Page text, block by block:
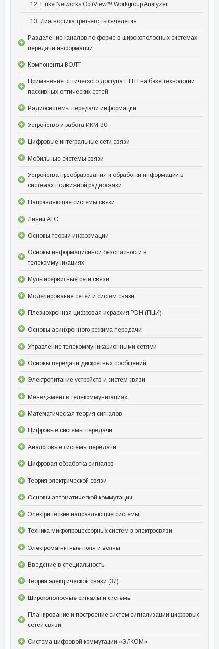
12. Fluke Networks OptiView™ Workgroup Analyzer
13. Диагностика третьего тысячелетия
Разделение каналов по форме в широкополосных системах
передачи информации
Компоненты ВОЛТ
Применение оптического доступа FTTH на базе технологии
пассивных оптических сетей
Радиосистемы передачи информации
Устройство и работа ИКМ-30
Цифровые интегральные сети связи
Мобильные системы связи
Устройства преобразования и обработки информации в
системах подвижной радиосвязи
Направляющие системы связи
Линии АТС
Основы теории информации
Основы информационной безопасности в
телекоммуникациях
Мультисервисные сети связи
Моделирование сетей и систем связи
Плезиохронная цифровая иерархия PDH (ПЦИ)
Основы асинхронного режима передачи
Управление телекоммуникационными сетями
Основы передачи дискретных сообщений
Электропитание устройств и систем связи
Менеджмент в телекоммуникациях
Математическая теория сигналов
Цифровые системы передачи
Аналоговые системы передачи
Цифровая обработка сигналов
Теория электрической связи
Основы автоматической коммутации
Электрические направляющие системы
Техника микропроцессорных систем в электросвязи
Электромагнитные поля и волны
Введение в специальность
Теория электрической связи (37)
Широкополосные сигналы и системы
Планирование и построение систем сигнализации цифровых
сетей связи
Система цифровой коммутации «ЭЛКОМ»